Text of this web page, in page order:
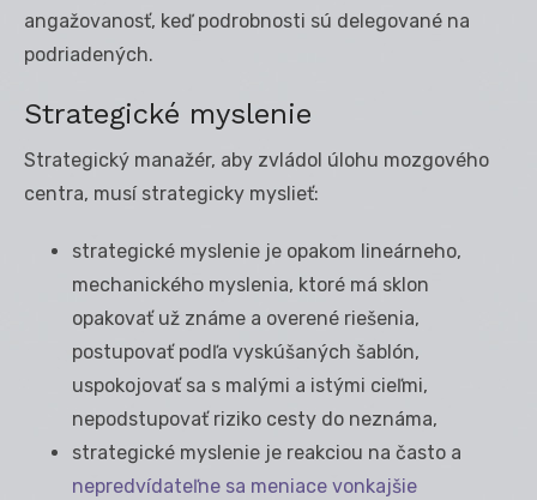
angažovanosť, keď podrobnosti sú delegované na
podriadených.
Strategické myslenie
Strategický manažér, aby zvládol úlohu mozgového
centra, musí strategicky myslieť:
strategické myslenie je opakom lineárneho,
mechanického myslenia, ktoré má sklon
opakovať už známe a overené riešenia,
postupovať podľa vyskúšaných šablón,
uspokojovať sa s malými a istými cieľmi,
nepodstupovať riziko cesty do neznáma,
strategické myslenie je reakciou na často a
nepredvídateľne sa meniace vonkajšie